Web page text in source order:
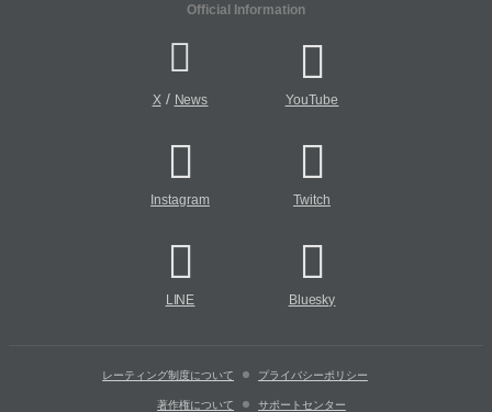
Official Information
X/ News YouTube
Instagram Twitch
LINE Bluesky
レーティング制度について プライバシーポリシー
著作権について サポートセンター